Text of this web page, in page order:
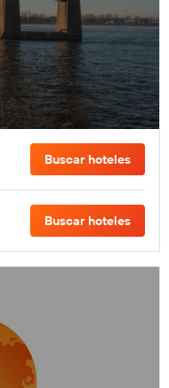
Buscar hoteles
Buscar hoteles